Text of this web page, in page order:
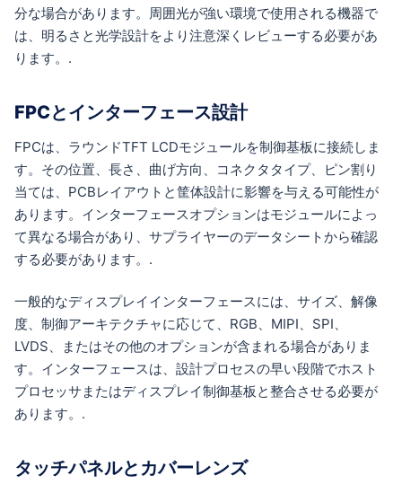
分な場合があります。周囲光が強い環境で使用される機器で
は、明るさと光学設計をより注意深くレビューする必要があ
ります。.
FPCとインターフェース設計
FPCは、ラウンドTFT LCDモジュールを制御基板に接続しま
す。その位置、長さ、曲げ方向、コネクタタイプ、ピン割り
当ては、PCBレイアウトと筐体設計に影響を与える可能性が
あります。インターフェースオプションはモジュールによっ
て異なる場合があり、サプライヤーのデータシートから確認
する必要があります。.
一般的なディスプレイインターフェースには、サイズ、解像
度、制御アーキテクチャに応じて、RGB、MIPI、SPI、
LVDS、またはその他のオプションが含まれる場合がありま
す。インターフェースは、設計プロセスの早い段階でホスト
プロセッサまたはディスプレイ制御基板と整合させる必要が
あります。.
タッチパネルとカバーレンズ